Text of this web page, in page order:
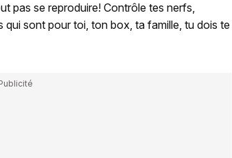
pas se reproduire! Contrôle tes nerfs,
sont pour toi, ton box, ta famille, tu dois te